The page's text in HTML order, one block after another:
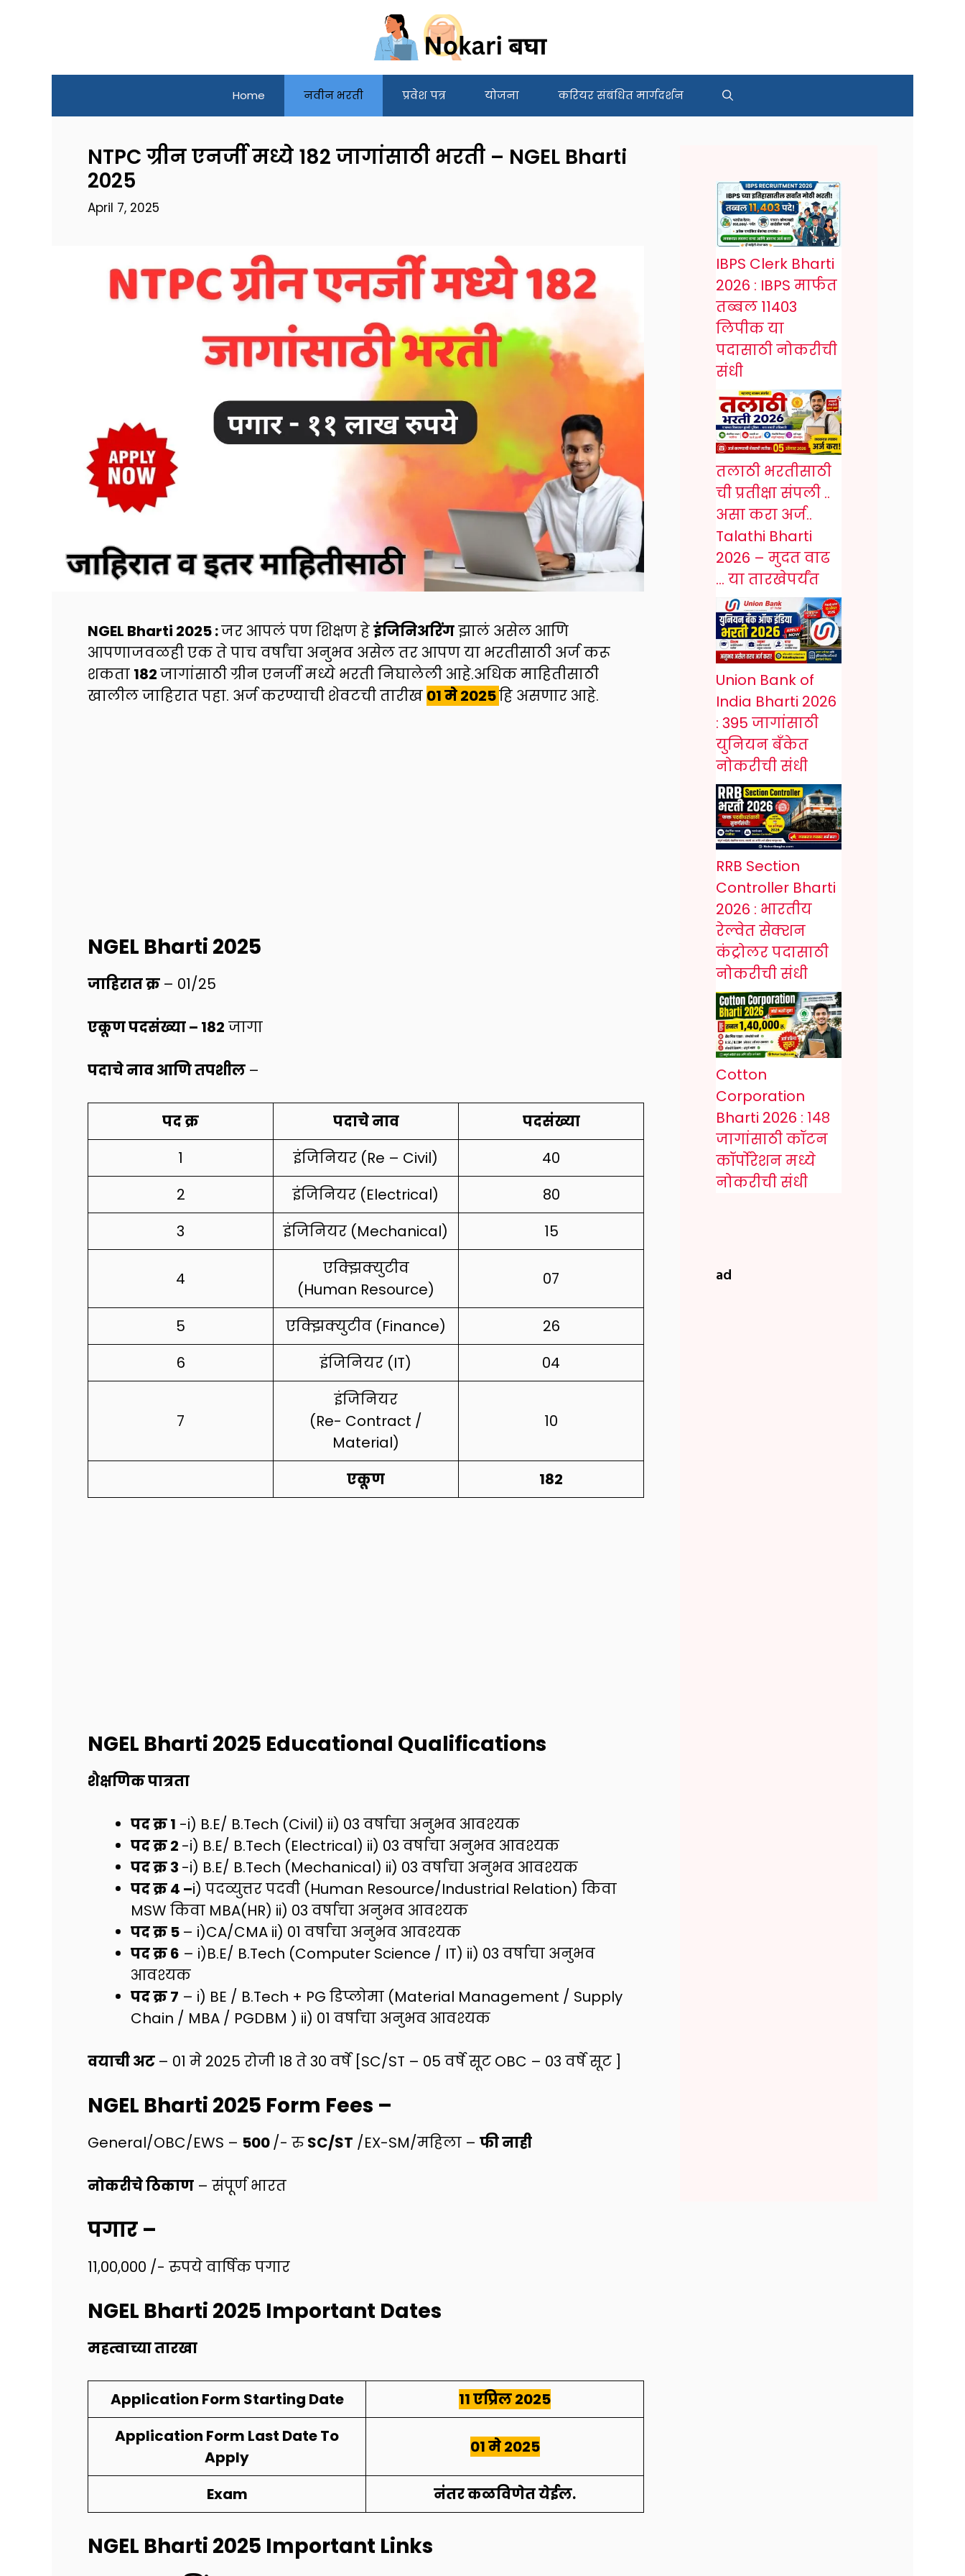
Home नवीन भरती प्रवेश पत्र योजना करियर संबंधित मार्गदर्शन
NTPC ग्रीन एनर्जी मध्ये 182 जागांसाठी भरती – NGEL Bharti
2025
April 7, 2025
NGEL Bharti 2025 :जर आपलं पण शिक्षण हेइंजिनिअरिंगझालं असेल आणि
आपणाजवळही एक ते पाच वर्षांचा अनुभव असेल तर आपण या भरतीसाठी अर्ज करू
शकता 182जागांसाठी ग्रीन एनर्जी मध्ये भरती निघालेली आहे.अधिक माहितीसाठी
खालील जाहिरात पहा. अर्ज करण्याची शेवटची तारीख 01 मे 2025हि असणार आहे.
NGEL Bharti 2025
जाहिरात क्र – 01/25
एकूण पदसंख्या – 182 जागा
पदाचे नाव आणि तपशील –
पद क्र पदाचे नाव
पदसंख्या
1
इंजिनियर (Re – Civil)
40
2
इंजिनियर (Electrical)
80
3
इंजिनियर (Mechanical) 15
4
एक्झिक्युटीव
(Human Resource)
07
5 एक्झिक्युटीव (Finance)
26
6
इंजिनियर (IT) 04
7
इंजिनियर
(Re- Contract /
Material)
10
एकूण 182
NGEL Bharti 2025 Educational Qualifications
शैक्षणिक पात्रता
पद क्र 1 -i) B.E/ B.Tech (Civil) ii) 03 वर्षाचा अनुभव आवश्यक
पद क्र 2 -i) B.E/ B.Tech (Electrical) ii) 03 वर्षाचा अनुभव आवश्यक
पद क्र 3 -i) B.E/ B.Tech (Mechanical) ii) 03 वर्षाचा अनुभव आवश्यक
पद क्र 4 –i) पदव्युत्तर पदवी (Human Resource/Industrial Relation) किवा
MSW किवा MBA(HR) ii) 03 वर्षाचा अनुभव आवश्यक
पद क्र 5 – i)CA/CMA ii) 01 वर्षाचा अनुभव आवश्यक
पद क्र 6 – i)B.E/ B.Tech (Computer Science / IT) ii) 03 वर्षाचा अनुभव
आवश्यक
पद क्र 7 – i) BE / B.Tech + PG डिप्लोमा (Material Management / Supply
Chain / MBA / PGDBM ) ii) 01 वर्षाचा अनुभव आवश्यक
वयाची अट – 01 मे 2025 रोजी 18 ते 30 वर्षे [SC/ST – 05 वर्षे सूट OBC – 03 वर्षे सूट ]
NGEL Bharti 2025 Form Fees –
General/OBC/EWS – 500/- रुSC/ST /EX-SM/महिला – फी नाही
नोकरीचे ठिकाण – संपूर्ण भारत
पगार –
11,00,000 /- रुपये वार्षिक पगार
NGEL Bharti 2025 Important Dates
महत्वाच्या तारखा
Application Form Starting Date 11 एप्रिल2025
Application Form Last Date To
Apply
01 मे 2025
Exam नंतर कळविणेत येईल.
NGEL Bharti 2025 Important Links
IBPS Clerk Bharti
2026 : IBPS मार्फत
तब्बल 11403
लिपीक या
पदासाठी नोकरीची
संधी
तलाठी भरतीसाठी
ची प्रतीक्षा संपली ..
असा करा अर्ज..
Talathi Bharti
2026 – मुदत वाढ
… या तारखेपर्यंत
Union Bank of
India Bharti 2026
: 395 जागांसाठी
युनियन बँकेत
नोकरीची संधी
RRB Section
Controller Bharti
2026 : भारतीय
रेल्वेत सेक्शन
कंट्रोलर पदासाठी
नोकरीची संधी
Cotton
Corporation
Bharti 2026 : १४८
जागांसाठी कॉटन
कॉर्पोरेशन मध्ये
नोकरीची संधी
ad